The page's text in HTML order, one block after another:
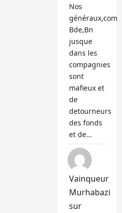
Nos
généraux,com
Bde,Bn
jusque
dans les
compagnies
sont
mafieux et
de
detourneurs
des fonds
et de…
Vainqueur
Murhabazi
sur